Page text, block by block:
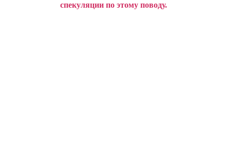
спекуляции по этому поводу.